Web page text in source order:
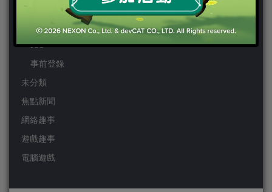
Android
IOS
事前登錄
未分類
焦點新聞
網絡趣事
遊戲趣事
電腦遊戲